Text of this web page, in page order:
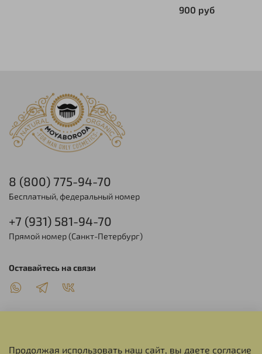
900 руб
8 (800) 775-94-70
Бесплатный, федеральный номер
+7 (931) 581-94-70
Прямой номер (Санкт-Петербург)
Оставайтесь на связи
Продолжая использовать наш сайт, вы даете согласие